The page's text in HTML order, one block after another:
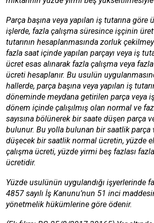
Parça başına veya yapılan iş tutarına göre
işlerde, fazla çalışma süresince işçinin
tutarının hesaplanmasında zorluk
fazla saat içinde yapılan parçayı veya iş
ücret esas alınarak fazla çalışma veya
ücreti hesaplanır. Bu usulün
hallerde, parça başına veya yapılan iş
döneminde meydana getirilen parça veya
dönem içinde çalışılmış olan normal ve
sayısına bölünerek bir saate düşen parça
bulunur. Bu yolla bulunan bir saatlik parça
düşecek bir saatlik normal ücretin, yüzde
çalışma ücreti, yüzde yirmi beş fazlası
ücretidir.
Yüzde usulünün uygulandığı işyerlerinde
4857 sayılı İş Kanunu’nun 51 inci
yönetmelik hükümlerine göre ödenir.